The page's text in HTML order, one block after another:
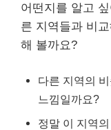
어떤지를 알고
른 지역들과 비
해 볼까요?
다른 지역의
느낌일까요?
정말 이 지역